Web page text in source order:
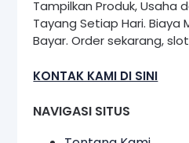
Tampilkan Produk, Usaha
Tayang Setiap Hari. Biaya
Bayar. Order sekarang,
KONTAK KAMI DI SINI
NAVIGASI SITUS